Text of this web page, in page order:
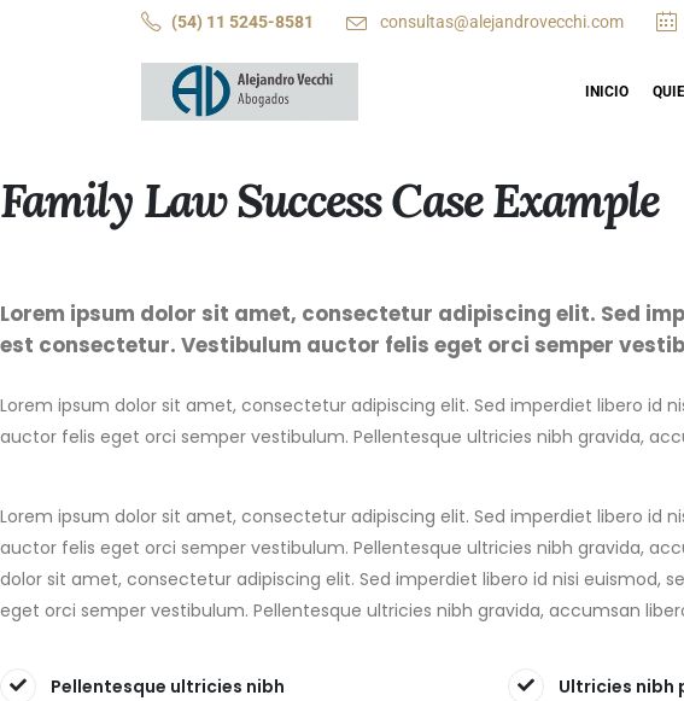
(54) 11 5245-8581 consultas@alejandrovecchi.com
INICIO
Family Law Success Case Example
Lorem ipsum dolor sit amet, consectetur adipiscing elit. Sed
est consectetur. Vestibulum auctor felis eget orci semper
Lorem ipsum dolor sit amet, consectetur adipiscing elit. Sed imperdiet libero id
auctor felis eget orci semper vestibulum. Pellentesque ultricies nibh gravida,
Lorem ipsum dolor sit amet, consectetur adipiscing elit. Sed imperdiet libero id
auctor felis eget orci semper vestibulum. Pellentesque ultricies nibh gravida,
dolor sit amet, consectetur adipiscing elit. Sed imperdiet libero id nisi euismod,
eget orci semper vestibulum. Pellentesque ultricies nibh gravida, accumsan
Pellentesque ultricies nibh Ultricies nibh